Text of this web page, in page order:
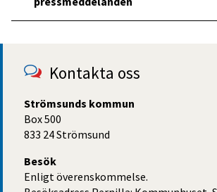
Kontakta oss
Strömsunds kommun
Box 500
833 24 Strömsund
Besök
Enligt överenskommelse.